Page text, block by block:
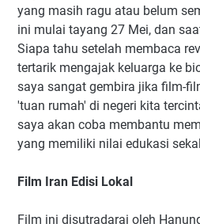
yang masih ragu atau belum
ini mulai tayang 27 Mei, dan
Siapa tahu setelah membaca
tertarik mengajak keluarga ke
saya sangat gembira jika film-
'tuan rumah' di negeri kita
saya akan coba membantu
yang memiliki nilai edukasi
Film Iran Edisi Lokal
Film ini disutradarai oleh